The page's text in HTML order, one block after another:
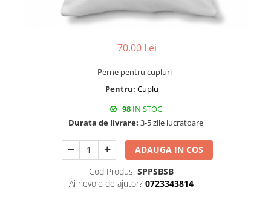
70,00 Lei
Perne pentru cupluri
Pentru: Cuplu
98IN STOC
Durata de livrare: 3-5 zile lucratoare
ADAUGA IN COS
Cod Produs: SPPSBSB
Ai nevoie de ajutor? 0723343814